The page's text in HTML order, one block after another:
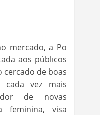
mercado, a Po
aos públicos
cercado de boas
vez mais
de novas
feminina, visa